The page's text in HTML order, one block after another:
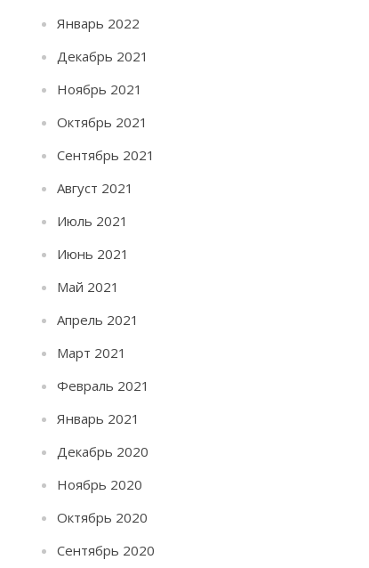
Январь 2022
Декабрь 2021
Ноябрь 2021
Октябрь 2021
Сентябрь 2021
Август 2021
Июль 2021
Июнь 2021
Май 2021
Апрель 2021
Март 2021
Февраль 2021
Январь 2021
Декабрь 2020
Ноябрь 2020
Октябрь 2020
Сентябрь 2020